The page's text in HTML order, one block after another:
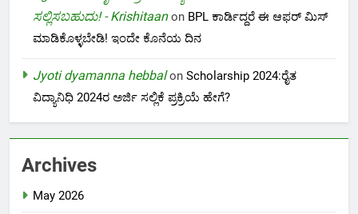
ಸಲ್ಲಿಸಬಹುದು! - Krishitaanon BPL ಕಾರ್ಡಿದ್ದರೆ ಈ ಆಫರ್ ಮಿಸ್
ಮಾಡಿಕೊಳ್ಳಬೇಡಿ! ಇಂದೇ ಕೊನೆಯ ದಿನ
Jyoti dyamanna hebbalon Scholarship 2024:ರೈತ
ವಿದ್ಯಾನಿಧಿ 2024ರ ಅರ್ಜಿ ಸಲ್ಲಿಕೆ ಪ್ರಕ್ರಿಯೆ ಹೇಗೆ?
Archives
May 2026